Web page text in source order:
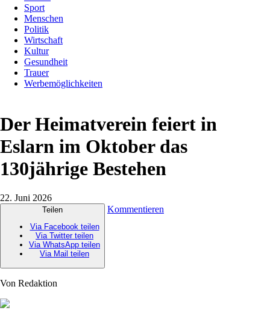
Sport
Menschen
Politik
Wirtschaft
Kultur
Gesundheit
Trauer
Werbemöglichkeiten
Der Heimatverein feiert in
Eslarn im Oktober das
130jährige Bestehen
22. Juni 2026
Teilen
Via Facebook teilen
Via Twitter teilen
Via WhatsApp teilen
Via Mail teilen
Kommentieren
Von Redaktion